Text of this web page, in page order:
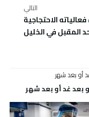
التالي
الاحتجاجية
المقبل في الخليل
بعد غد أو بعد شهر